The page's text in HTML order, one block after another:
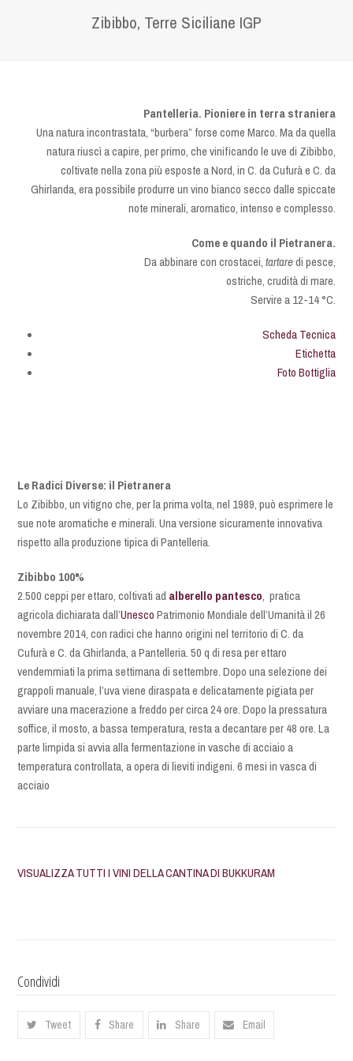
Zibibbo, Terre Siciliane IGP
Pantelleria. Pioniere in terra straniera
Una natura incontrastata, “burbera” forse come Marco. Ma da quella
natura riuscì a capire, per primo, che vinificando le uve di Zibibbo,
coltivate nella zona più esposte a Nord, in C. da Cufurà e C. da
Ghirlanda, era possibile produrre un vino bianco secco dalle spiccate
note minerali, aromatico, intenso e complesso.
Come e quando il Pietranera.
Da abbinare con crostacei,tartaredi pesce,
ostriche, crudità di mare.
Servire a 12-14 °C.
Scheda Tecnica
Etichetta
Foto Bottiglia
Le Radici Diverse: il Pietranera
Lo Zibibbo, un vitigno che, per la prima volta, nel 1989, può esprimere le
sue note aromatiche e minerali. Una versione sicuramente innovativa
rispetto alla produzione tipica di Pantelleria.
Zibibbo 100%
2.500 ceppi per ettaro, coltivati ad alberello pantesco, pratica
agricola dichiarata dall’UnescoPatrimonio Mondiale dell’Umanità il 26
novembre 2014, con radici che hanno origini nel territorio di C. da
Cufurà e C. da Ghirlanda, a Pantelleria. 50 q di resa per ettaro
vendemmiati la prima settimana di settembre. Dopo una selezione dei
grappoli manuale, l’uva viene diraspata e delicatamente pigiata per
avviare una macerazione a freddo per circa 24 ore. Dopo la pressatura
soffice, il mosto, a bassa temperatura, resta a decantare per 48 ore. La
parte limpida si avvia alla fermentazione in vasche di acciaio a
temperatura controllata, a opera di lieviti indigeni. 6 mesi in vasca di
acciaio
VISUALIZZA TUTTI I VINI DELLA CANTINA DI BUKKURAM
Condividi
Tweet Share Share Email